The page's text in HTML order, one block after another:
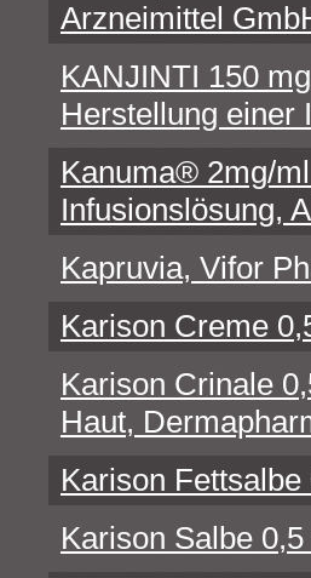
Arzneimittel
KANJINTI 150
Herstellung einer
Kanuma® 2mg/
Infusionslösung,
Kapruvia, Vifor
Karison Creme
Karison Crinale
Haut,
Karison
Karison Salbe